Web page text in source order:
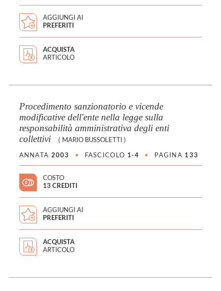
AGGIUNGI AI
PREFERITI
ACQUISTA
ARTICOLO
Procedimento sanzionatorio e vicende
modificative dell'ente nella legge sulla
responsabilità amministrativa degli enti
collettivi
( MARIO BUSSOLETTI )
ANNATA 2003 • FASCICOLO 1-4 • PAGINA 133
COSTO
13 CREDITI
AGGIUNGI AI
PREFERITI
ACQUISTA
ARTICOLO